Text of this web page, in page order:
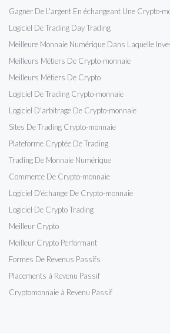
Gagner De L'argent En échangeant Une Crypto-
Logiciel De Trading Day Trading
Meilleure Monnaie Numérique Dans Laquelle
Meilleurs Métiers De Crypto-monnaie
Meilleurs Métiers De Crypto
Logiciel De Trading Crypto-monnaie
Logiciel D'arbitrage De Crypto-monnaie
Sites De Trading Crypto-monnaie
Plateforme Cryptée De Trading
Trading De Monnaie Numérique
Commerce De Crypto-monnaie
Logiciel D'échange De Crypto-monnaie
Logiciel De Crypto Trading
Meilleur Crypto
Meilleur Crypto Performant
Formes De Revenus Passifs
Placements à Revenu Passif
Cryptomonnaie à Revenu Passif